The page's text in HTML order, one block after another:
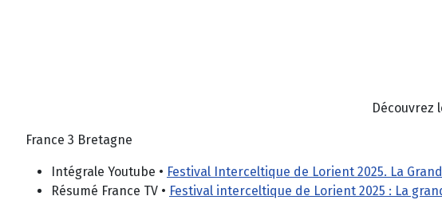
Découvrez
France 3 Bretagne
Intégrale Youtube • Festival Interceltique de Lorient 2025. La
Résumé France TV • Festival interceltique de Lorient 2025 : La